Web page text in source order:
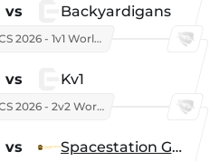
vs Backyardigans
RLCS 2026 - 1v1 World Championship
vs Kv1
RLCS 2026 - 2v2 World Championship
vs Spacestation Gaming